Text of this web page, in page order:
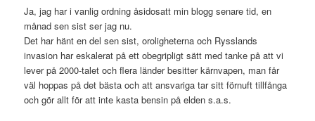
Ja, jag har i vanlig ordning åsidosatt min blogg senare tid, en
månad sen sist ser jag nu.
Det har hänt en del sen sist, oroligheterna och Rysslands
invasion har eskalerat på ett obegripligt sätt med tanke på att vi
lever på 2000-talet och flera länder besitter kärnvapen, man får
väl hoppas på det bästa och att ansvariga tar sitt förnuft tillfånga
och gör allt för att inte kasta bensin på elden s.a.s.